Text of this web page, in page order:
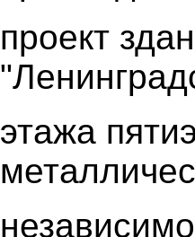
проект
этажа